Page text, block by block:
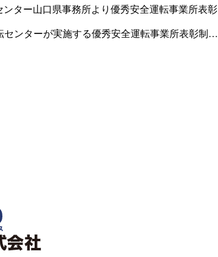
ター山口県事務所より優秀安全運転事業所表彰
ンターが実施する優秀安全運転事業所表彰制度